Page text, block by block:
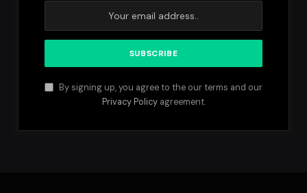
By signing up, you agree to the our terms and our
Privacy Policyagreement.